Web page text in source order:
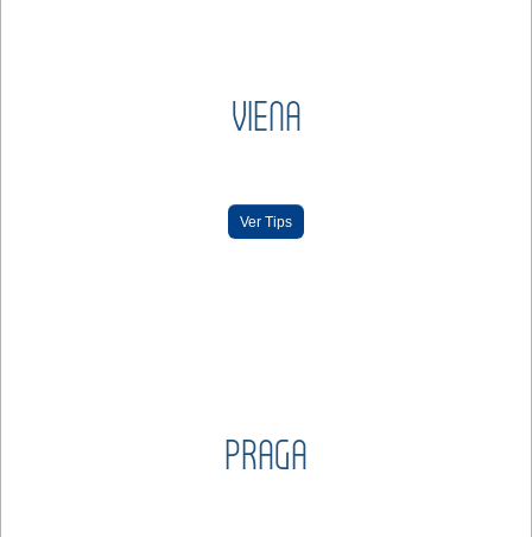
VIENA
Ver Tips
PRAGA